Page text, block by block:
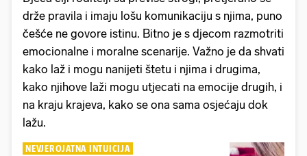
drže pravila i imaju lošu komunikaciju s njima, puno
češće ne govore istinu. Bitno je s djecom razmotriti
emocionalne i moralne scenarije. Važno je da shvati
kako laž i mogu nanijeti štetu i njima i drugima,
kako njihove laži mogu utjecati na emocije drugih, i
na kraju krajeva, kako se ona sama osjećaju dok
lažu.
NEVJEROJATNA INTUICIJA